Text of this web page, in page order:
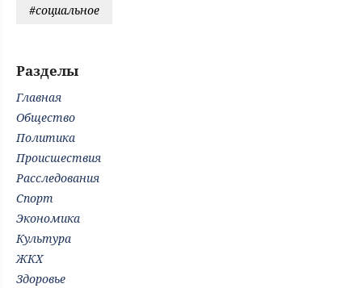
#социальное
Разделы
Главная
Общество
Политика
Происшествия
Расследования
Спорт
Экономика
Культура
ЖКХ
Здоровье